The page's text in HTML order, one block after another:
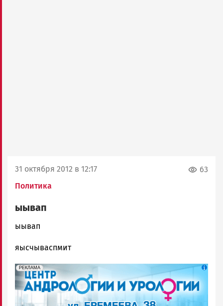
31 октября 2012 в 12:17
Политика
63
ыывап
admintimur
Петрозаводска
Карелии
|
Петрозаводск
ГОВОРИТ
ыывап
яысчываспмит
erid: 2SDnjek5YUa
РЕКЛАМА
Реклама